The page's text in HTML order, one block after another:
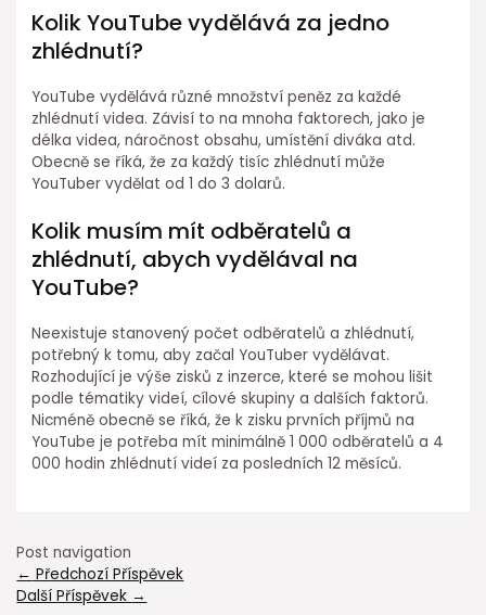
Kolik YouTube vydělává za jedno
zhlédnutí?
YouTube vydělává různé množství peněz za každé
zhlédnutí videa. Závisí to na mnoha faktorech, jako je
délka videa, náročnost obsahu, umístění diváka atd.
Obecně se říká, že za každý tisíc zhlédnutí může
YouTuber vydělat od 1 do 3 dolarů.
Kolik musím mít odběratelů a
zhlédnutí, abych vydělával na
YouTube?
Neexistuje stanovený počet odběratelů a zhlédnutí,
potřebný k tomu, aby začal YouTuber vydělávat.
Rozhodující je výše zisků z inzerce, které se mohou lišit
podle tématiky videí, cílové skupiny a dalších faktorů.
Nicméně obecně se říká, že k zisku prvních příjmů na
YouTube je potřeba mít minimálně 1 000 odběratelů a 4
000 hodin zhlédnutí videí za posledních 12 měsíců.
Post navigation
← Předchozí Příspěvek
Další Příspěvek →